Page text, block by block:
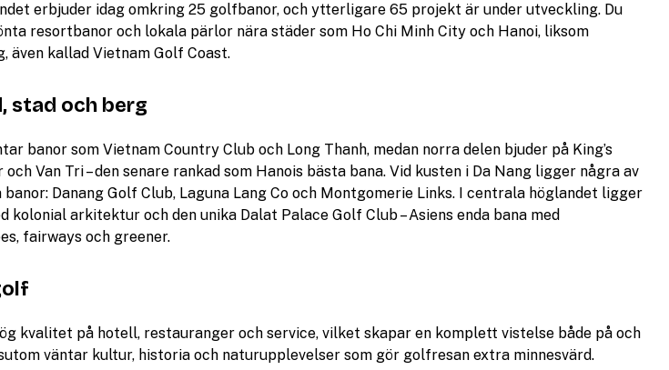
erbjuder idag omkring 25 golfbanor, och ytterligare 65 projekt är under utveckling. Du
resortbanor och lokala pärlor nära städer som Ho Chi Minh City och Hanoi, liksom
även kallad Vietnam Golf Coast.
stad och berg
banor som Vietnam Country Club och Long Thanh, medan norra delen bjuder på King’s
och Van Tri – den senare rankad som Hanois bästa bana. Vid kusten i Da Nang ligger några av
Danang Golf Club, Laguna Lang Co och Montgomerie Links. I centrala höglandet ligger
kolonial arkitektur och den unika Dalat Palace Golf Club – Asiens enda bana med
fairways och greener.
kvalitet på hotell, restauranger och service, vilket skapar en komplett vistelse både på och
väntar kultur, historia och naturupplevelser som gör golfresan extra minnesvärd.